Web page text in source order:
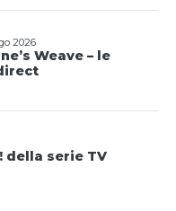
2026
Weave – le
della serie TV